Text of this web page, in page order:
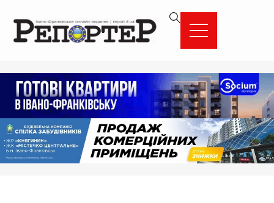
вмісту